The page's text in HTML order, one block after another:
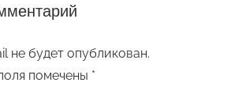
не будет опубликован.
помечены *